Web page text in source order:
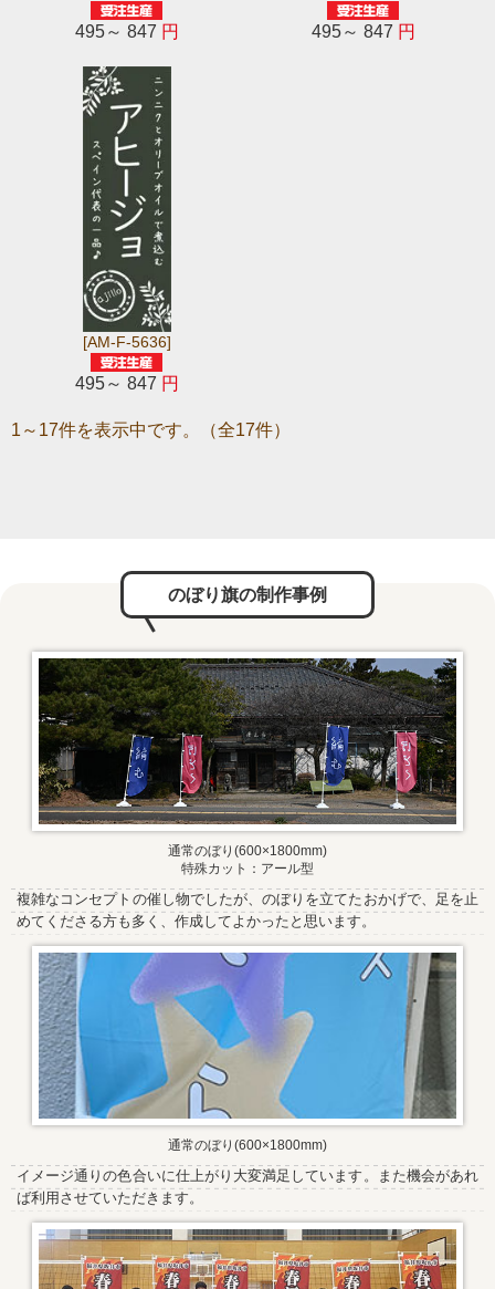
495～ 847 円 495～ 847 円
[AM-F-5636]
495～ 847 円
1～17件を表示中です。（全17件）
のぼり旗の制作事例
通常のぼり(600×1800mm)
特殊カット：アール型
複雑なコンセプトの催し物でしたが、のぼりを立てたおかげで、足を止
めてくださる方も多く、作成してよかったと思います。
通常のぼり(600×1800mm)
イメージ通りの色合いに仕上がり大変満足しています。また機会があれ
ば利用させていただきます。